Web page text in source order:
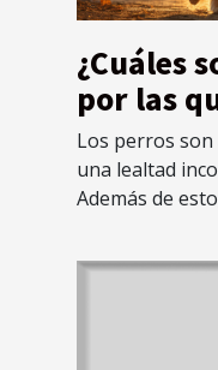
¿Cuáles
por las
a su
tiempo?
Los perros
una lealtad
Además de